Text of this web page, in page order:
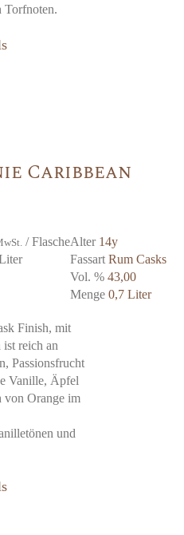
Torfnoten.
Caribbean
/ FlascheAlter 14y
FassartRum Casks
Vol. %43,00
Menge0,7 Liter
Finish, mit
reich an
Passionsfrucht
Vanille, Äpfel
von Orange im
und